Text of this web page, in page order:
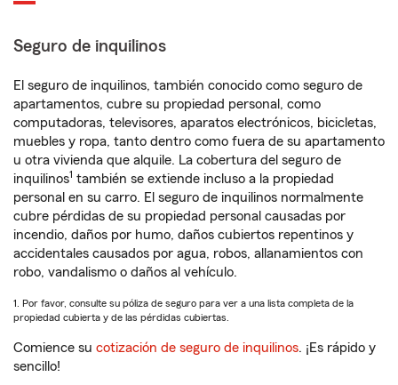
Seguro de inquilinos
El seguro de inquilinos, también conocido como seguro de
apartamentos, cubre su propiedad personal, como
computadoras, televisores, aparatos electrónicos, bicicletas,
muebles y ropa, tanto dentro como fuera de su apartamento
u otra vivienda que alquile. La cobertura del seguro de
inquilinos1 también se extiende incluso a la propiedad
personal en su carro. El seguro de inquilinos normalmente
cubre pérdidas de su propiedad personal causadas por
incendio, daños por humo, daños cubiertos repentinos y
accidentales causados por agua, robos, allanamientos con
robo, vandalismo o daños al vehículo.
1. Por favor, consulte su póliza de seguro para ver a una lista completa de la
propiedad cubierta y de las pérdidas cubiertas.
Comience su cotización de seguro de inquilinos. ¡Es rápido y
sencillo!